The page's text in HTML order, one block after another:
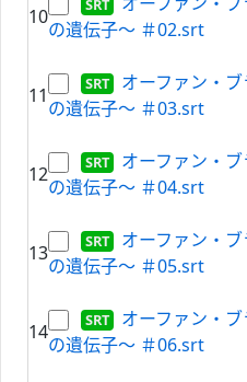
10
の遺伝子～ ＃02.srt
11
オーファン・
の遺伝子～ ＃03.srt
12
オーファン・
の遺伝子～ ＃04.srt
13
オーファン・
の遺伝子～ ＃05.srt
14
オーファン・
の遺伝子～ ＃06.srt